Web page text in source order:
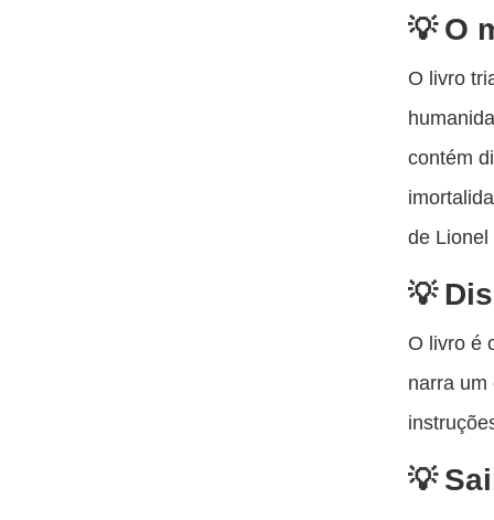
O
O livro
contém
de Lionel
O livro é
narra um